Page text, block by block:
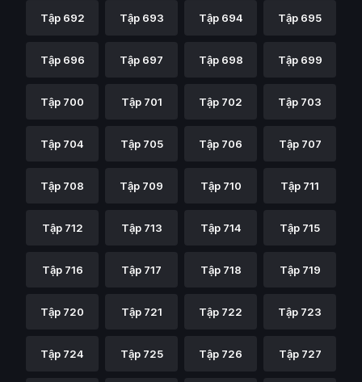
Tập 692 Tập 693 Tập 694 Tập 695
Tập 696 Tập 697 Tập 698 Tập 699
Tập 700 Tập 701 Tập 702 Tập 703
Tập 704 Tập 705 Tập 706 Tập 707
Tập 708 Tập 709 Tập 710 Tập 711
Tập 712 Tập 713 Tập 714 Tập 715
Tập 716 Tập 717 Tập 718 Tập 719
Tập 720 Tập 721 Tập 722 Tập 723
Tập 724 Tập 725 Tập 726 Tập 727